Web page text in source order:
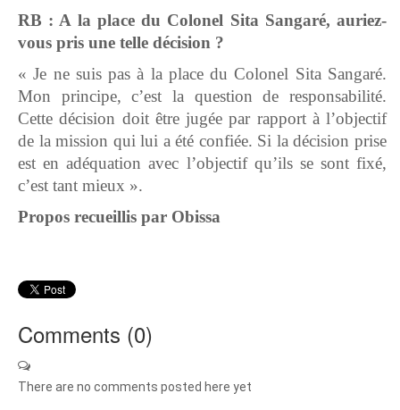
RB : A la place du Colonel Sita Sangaré, auriez-
vous pris une telle décision ?
« Je ne suis pas à la place du Colonel Sita Sangaré.
Mon principe, c’est la question de responsabilité.
Cette décision doit être jugée par rapport à l’objectif
de la mission qui lui a été confiée. Si la décision prise
est en adéquation avec l’objectif qu’ils se sont fixé,
c’est tant mieux ».
Propos recueillis par Obissa
Comments (0)
There are no comments posted here yet